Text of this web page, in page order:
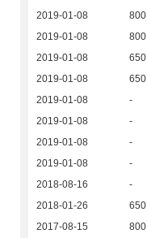
2019-01-08 800
2019-01-08 800
2019-01-08 650
2019-01-08 650
2019-01-08 -
2019-01-08 -
2019-01-08 -
2019-01-08 -
2018-08-16 -
2018-01-26 650
2017-08-15 800